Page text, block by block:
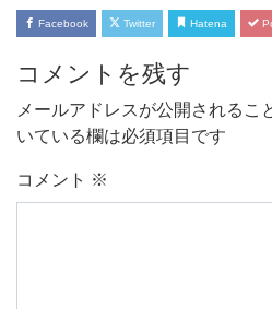
Facebook Twitter Hatena
コメントを残す
メールアドレスが公開されるこ
いている欄は必須項目です
コメント ※